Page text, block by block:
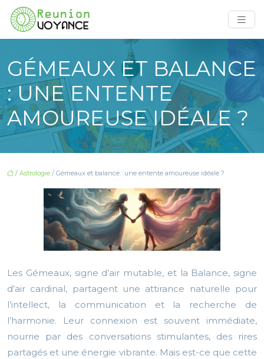
GÉMEAUX ET BALANCE
: UNE ENTENTE
AMOUREUSE IDÉALE ?
/ Astrologie / Gémeaux et balance : une entente amoureuse idéale ?
Les Gémeaux, signe d’air mutable, et la Balance, signe
d’air cardinal, partagent une attirance naturelle pour
l’intellect, la communication et la recherche de
l’harmonie. Leur connexion est souvent immédiate,
nourrie par des conversations stimulantes, des rires
partagés et une énergie vibrante. Mais est-ce que cette